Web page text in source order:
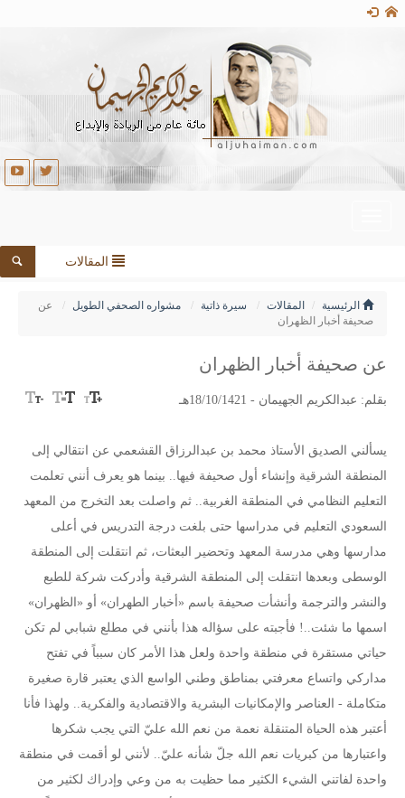
المقالات
الرئيسية المقالات سيرة ذاتية مشواره الصحفي الطويل
عن
صحيفة أخبار الظهران
عن صحيفة أخبار الظهران
بقلم: عبدالكريم الجهيمان - 18/10/1421هـ
يسألني الصديق الأستاذ محمد بن عبدالرزاق القشعمي عن انتقالي إلى
المنطقة الشرقية وإنشاء أول صحيفة فيها.. بينما هو يعرف أنني تعلمت
التعليم النظامي في المنطقة الغربية.. ثم واصلت بعد التخرج من المعهد
السعودي التعليم في مدراسها حتى بلغت درجة التدريس في أعلى
مدارسها وهي مدرسة المعهد وتحضير البعثات، ثم انتقلت إلى المنطقة
الوسطى وبعدها انتقلت إلى المنطقة الشرقية وأدركت شركة للطبع
والنشر والترجمة وأنشأت صحيفة باسم «أخبار الطهران» أو «الظهران»
اسمها ما شئت..! فأجبته على سؤاله هذا بأنني في مطلع شبابي لم تكن
حياتي مستقرة في منطقة واحدة ولعل هذا الأمر كان سبباً في تفتح
مداركي واتساع معرفتي بمناطق وطني الواسع الذي يعتبر قارة صغيرة
متكاملة - العناصر والإمكانيات البشرية والاقتصادية والفكرية.. ولهذا فأنا
أعتبر هذه الحياة المتنقلة نعمة من نعم الله عليّ التي يجب شكرها
واعتبارها من كبريات نعم الله جلّ شأنه عليّ.. لأنني لو أقمت في منطقة
واحدة لفاتني الشيء الكثير مما حظيت به من وعي وإدراك لكثير من